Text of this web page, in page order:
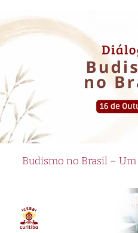
Budismo no Brasil –